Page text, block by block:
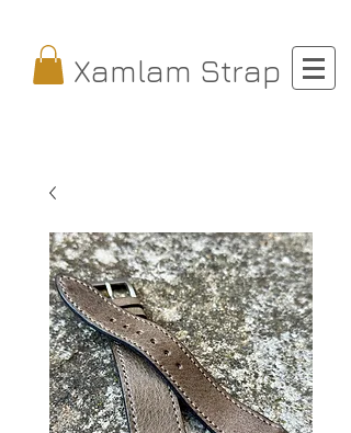
Xamlam Strap